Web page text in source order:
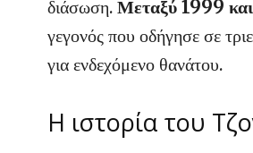
διάσωση. Μεταξύ 1999 και
γεγονός που οδήγησε σε
για ενδεχόμενο θανάτου.
Η ιστορία του